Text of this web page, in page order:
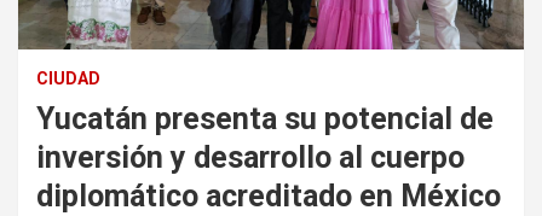
CIUDAD
Yucatán presenta su potencial de
inversión y desarrollo al cuerpo
diplomático acreditado en México